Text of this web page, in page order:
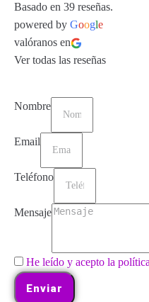
Basado en 39 reseñas.
powered by Google
valóranos en
Ver todas las reseñas
Nombre
Email
Teléfono
Mensaje
He leído y acepto la
Enviar